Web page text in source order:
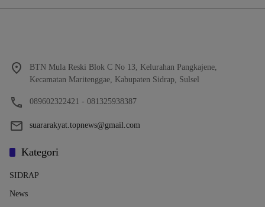
BTN Mula Reski Blok C No 13, Kelurahan Pangkajene,
Kecamatan Maritenggae, Kabupaten Sidrap, Sulsel
089602322421 - 081325938387
suararakyat.topnews@gmail.com
Kategori
SIDRAP
News